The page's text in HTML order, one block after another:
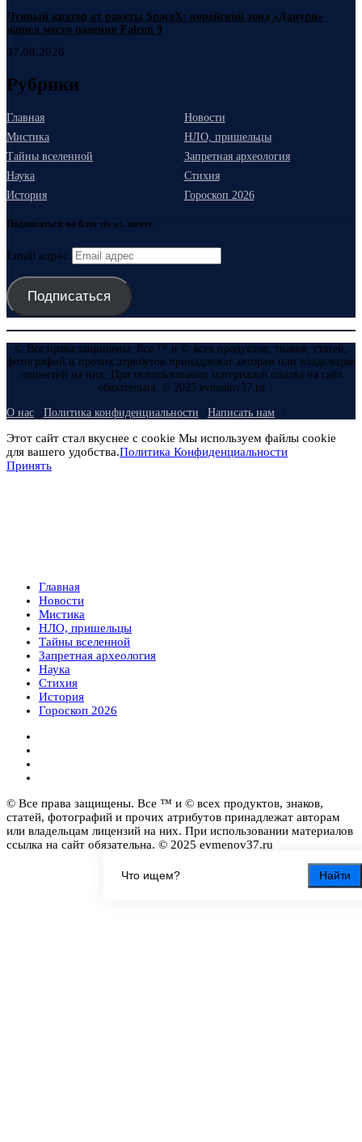
Найти
Лунный кратер от ракеты SpaceX: корейский зонд «Данури»
нашел место падения Falcon 9
07.08.2026
Рубрики
Главная
Новости
Мистика
НЛО, пришельцы
Тайны вселенной
Запретная археология
Наука
Стихия
История
Гороскоп 2026
Подписаться на блог по эл. почте
Email адрес
Подписаться
© Все права защищены. Все ™ и © всех продуктов, знаков, статей,
фотографий и прочих атрибутов принадлежат авторам или владельцам
лицензий на них. При использовании материалов ссылка на сайт
обязательна. © 2025 evmenov37.ru
О нас Политика конфиденциальности Написать нам
Этот сайт стал вкуснее с cookie Мы используем файлы cookie
для вашего удобства.Политика Конфиденциальности
Принять
Главная
Новости
Мистика
НЛО, пришельцы
Тайны вселенной
Запретная археология
Наука
Стихия
История
Гороскоп 2026
© Все права защищены. Все ™ и © всех продуктов, знаков,
статей, фотографий и прочих атрибутов принадлежат авторам
или владельцам лицензий на них. При использовании материалов
ссылка на сайт обязательна. © 2025 evmenov37.ru